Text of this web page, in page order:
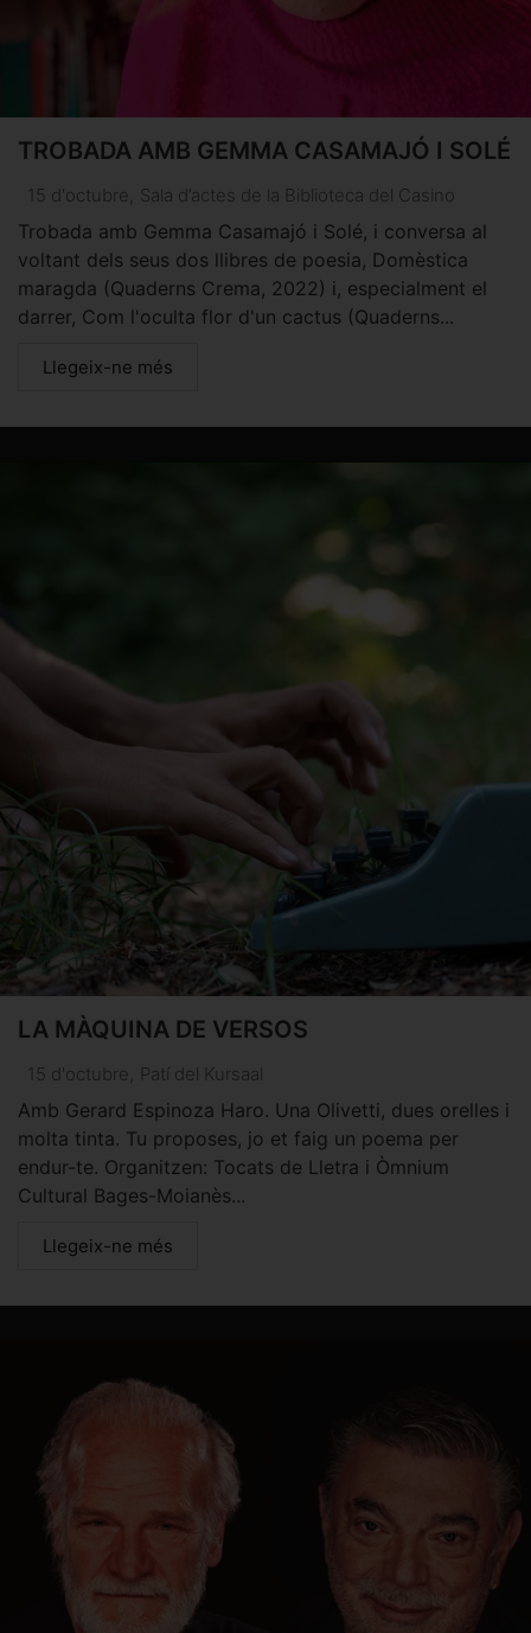
TROBADA AMB GEMMA CASAMAJÓ I SOLÉ
15 d'octubre Sala d’actes de la Biblioteca del Casino
Trobada amb Gemma Casamajó i Solé, i conversa al
voltant dels seus dos llibres de poesia, Domèstica
maragda (Quaderns Crema, 2022) i, especialment el
darrer, Com l'oculta flor d'un cactus (Quaderns...
Llegeix-ne més
LA MÀQUINA DE VERSOS
15 d'octubre Patí del Kursaal
Amb Gerard Espinoza Haro. Una Olivetti, dues orelles i
molta tinta. Tu proposes, jo et faig un poema per
endur-te. Organitzen: Tocats de Lletra i Òmnium
Cultural Bages-Moianès...
Llegeix-ne més